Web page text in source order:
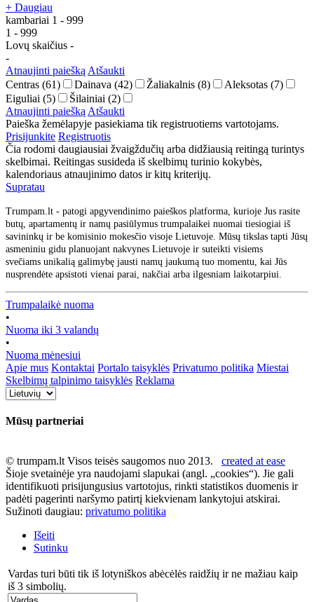
+ Daugiau
kambariai 1 - 999
1 - 999
Lovų skaičius -
-
Atnaujinti paiešką Atšaukti
Centras (61) Dainava (42) Žaliakalnis (8) Aleksotas (7)
Eiguliai (5) Šilainiai (2)
Atnaujinti paiešką Atšaukti
Paieška žemėlapyje pasiekiama tik registruotiems vartotojams.
Prisijunkite Registruotis
Čia rodomi daugiausiai žvaigždučių arba didžiausią reitingą turintys
skelbimai. Reitingas susideda iš skelbimų turinio kokybės,
kalendoriaus atnaujinimo datos ir kitų kriterijų.
Supratau
Trumpam.lt - patogi apgyvendinimo paieškos platforma, kurioje Jus rasite
butų, apartamentų ir namų pasiūlymus trumpalaikei nuomai tiesiogiai iš
savininkų ir be komisinio mokesčio visoje Lietuvoje. Mūsų tikslas tapti Jūsų
asmeniniu gidu planuojant nakvynes Lietuvoje ir suteikti visiems
svečiams unikalią galimybę jausti namų jaukumą tuo momentu, kai Jūs
nusprendėte apsistoti vienai parai, nakčiai arba ilgesniam laikotarpiui.
Trumpalaikė nuoma
•
Nuoma iki 3 valandų
•
Nuoma mėnesiui
Apie mus Kontaktai Portalo taisyklės Privatumo politika Miestai
Skelbimų talpinimo taisyklės Reklama
Mūsų partneriai
© trumpam.lt Visos teisės saugomos nuo 2013. created at ease
Šioje svetainėje yra naudojami slapukai (angl. „cookies“). Jie gali
identifikuoti prisijungusius vartotojus, rinkti statistikos duomenis ir
padėti pagerinti naršymo patirtį kiekvienam lankytojui atskirai.
Sužinoti daugiau: privatumo politika
Išeiti
Sutinku
Vardas turi būti tik iš lotyniškos abėcėlės raidžių ir ne mažiau kaip
iš 3 simbolių.